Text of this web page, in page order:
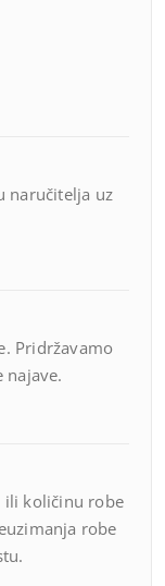
naručitelja uz
Pridržavamo
najave.
ili količinu robe
robe